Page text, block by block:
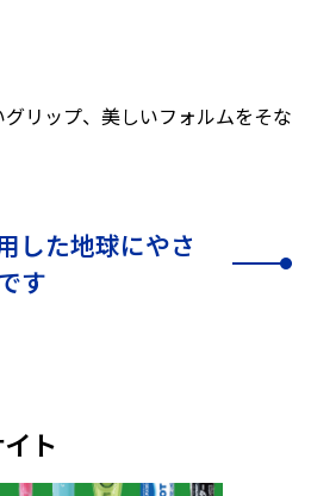
リップ、美しいフォルムをそな
した地球にやさ
す
ト